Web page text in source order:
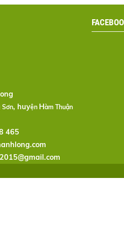
Sơn, huyện Hàm Thuận
465